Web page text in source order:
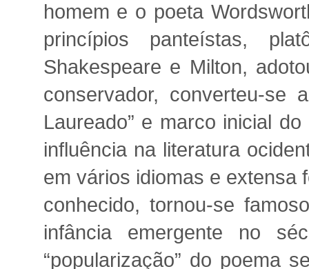
homem e o poeta
princípios panteístas,
Shakespeare e Milton,
conservador, converteu-se
Laureado” e marco inicial
influência na literatura
em vários idiomas e extensa
conhecido, tornou-se
infância emergente no
“popularização” do poema